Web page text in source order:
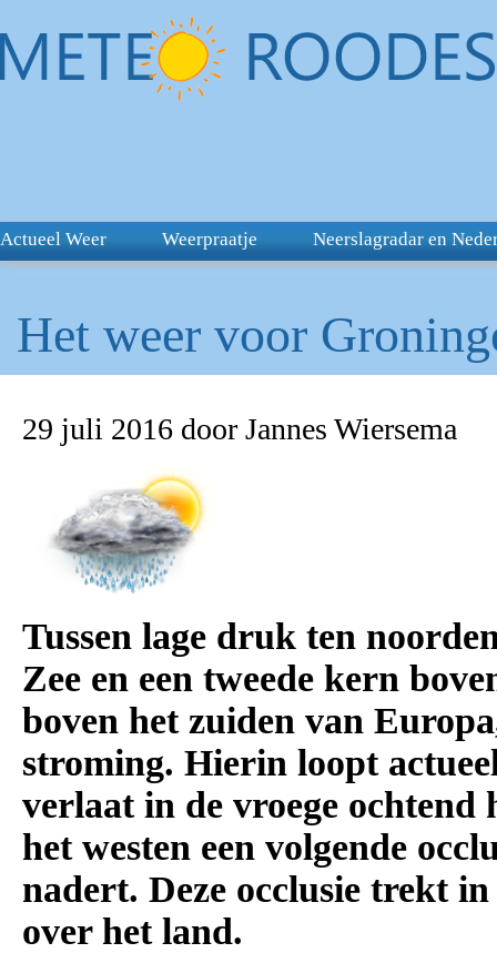
Actueel Weer Weerpraatje Neerslagradar en
Het weer voor
29 juli 2016 door Jannes Wiersema
Tussen lage druk ten
Zee en een tweede kern
boven het zuiden van
stroming. Hierin loopt
verlaat in de vroege
het westen een volgende
nadert. Deze occlusie trekt
over het land.